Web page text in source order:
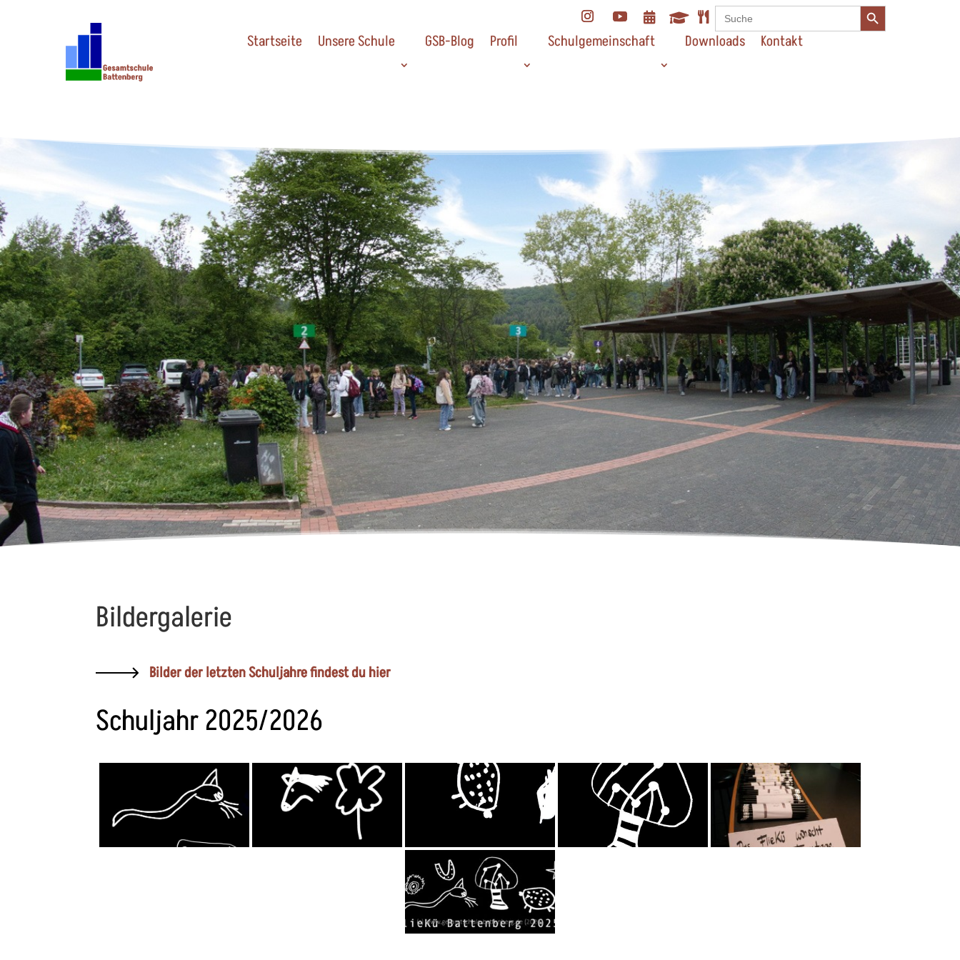
  
Search
for:
Search Button
Startseite Unsere Schule GSB-Blog Profil Schulgemeinschaft Downloads Kontakt
Bildergalerie
Bilder der letzten Schuljahre findest du hier
Schuljahr 2025/2026